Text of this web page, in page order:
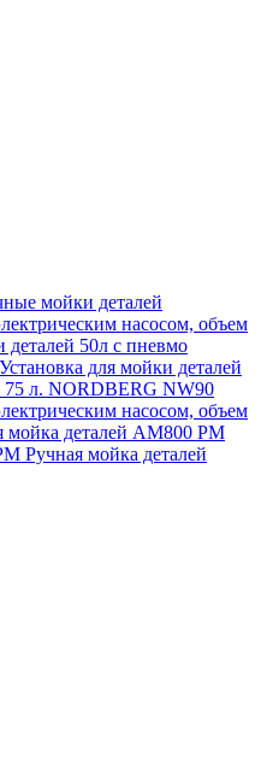
мойки деталей
насосом, объем
деталей 50л с пневмо
Установка для мойки деталей
75 л. NORDBERG NW90
насосом, объем
мойка деталей АМ800 РМ
Ручная мойка деталей